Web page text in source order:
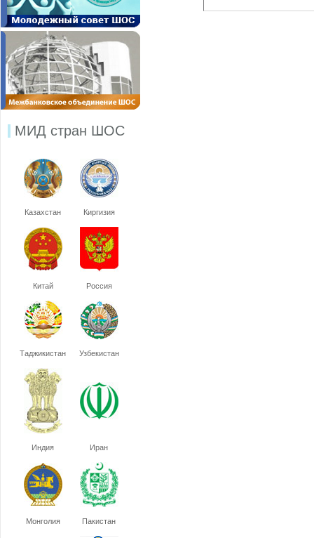
МИД стран ШОС
Казахстан Киргизия
Китай Россия
Таджикистан Узбекистан
Индия Иран
Монголия Пакистан